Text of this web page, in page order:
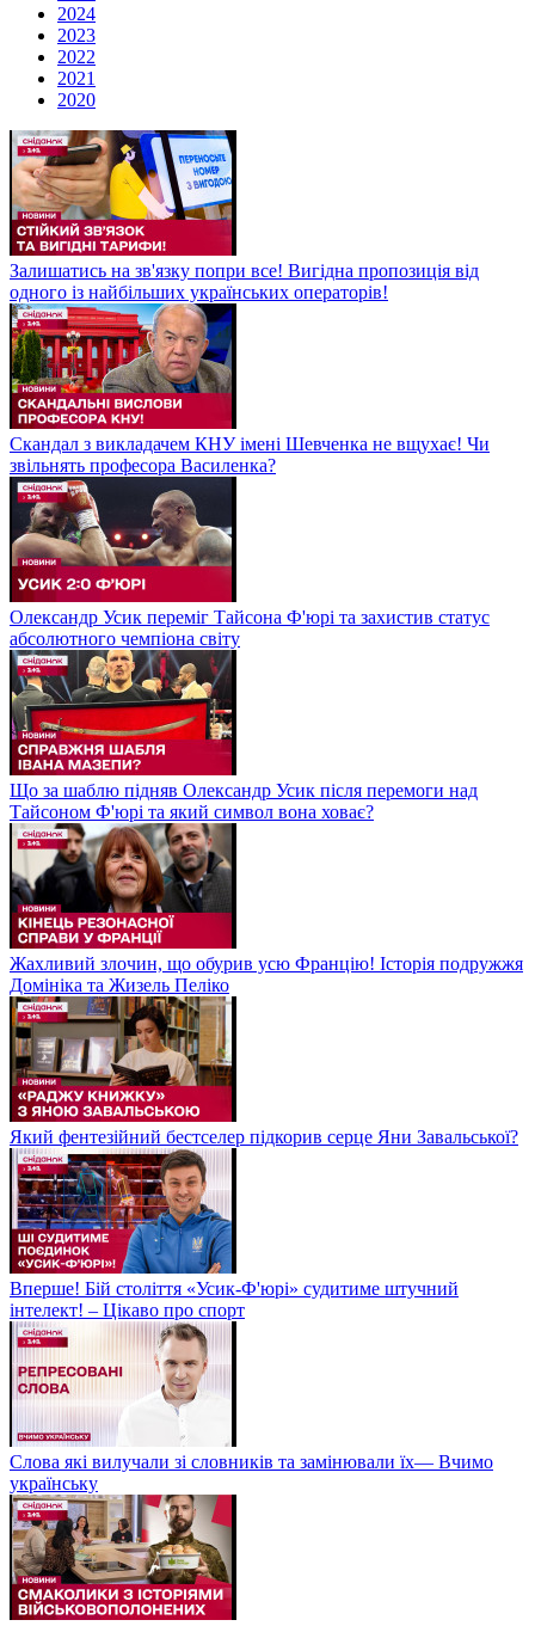
2024
2023
2022
2021
2020
Залишатись на зв'язку попри все! Вигідна пропозиція від
одного із найбільших українських операторів!
Скандал з викладачем КНУ імені Шевченка не вщухає! Чи
звільнять професора Василенка?
Олександр Усик переміг Тайсона Ф'юрі та захистив статус
абсолютного чемпіона світу
Що за шаблю підняв Олександр Усик після перемоги над
Тайсоном Ф'юрі та який символ вона ховає?
Жахливий злочин, що обурив усю Францію! Історія подружжя
Домініка та Жизель Пеліко
Який фентезійний бестселер підкорив серце Яни Завальської?
Вперше! Бій століття «Усик-Ф'юрі» судитиме штучний
інтелект! – Цікаво про спорт
Слова які вилучали зі словників та замінювали їх— Вчимо
українську